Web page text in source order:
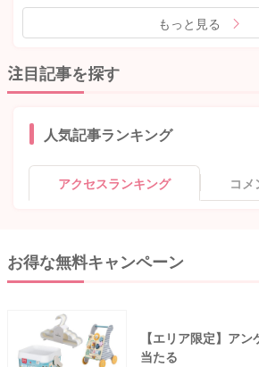
もっと見る
注目記事を探す
人気記事ランキング
アクセスランキング コ
お得な無料キャンペーン
【エリア限定】ア
当たる